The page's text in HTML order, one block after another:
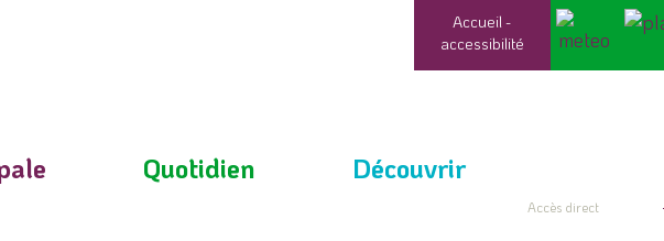
Accueil-
accessibilité
Quotidien Découvrir
Accès direct